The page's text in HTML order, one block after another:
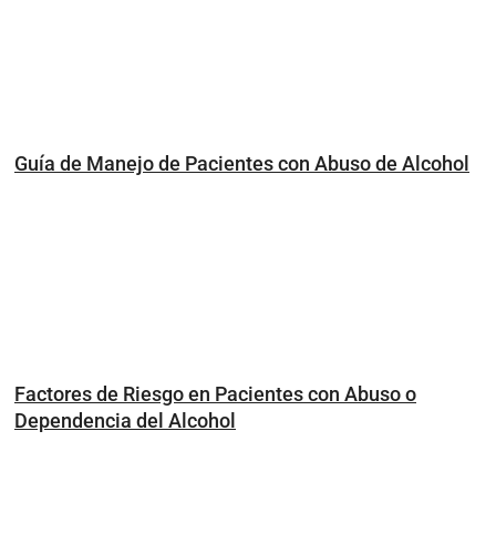
Guía de Manejo de Pacientes con Abuso de Alcohol
Factores de Riesgo en Pacientes con Abuso o
Dependencia del Alcohol